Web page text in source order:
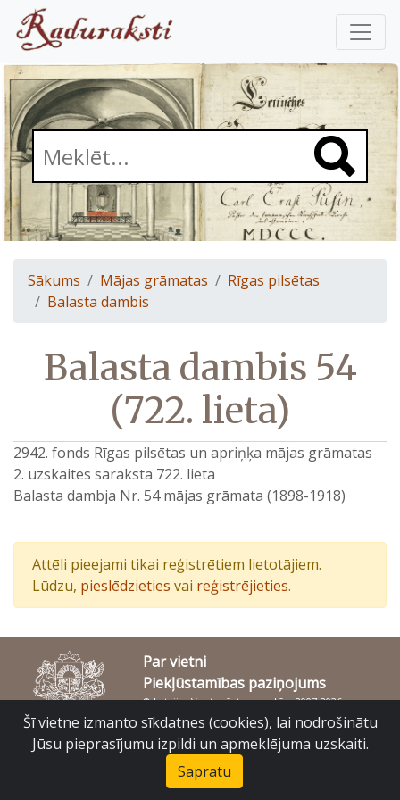
Sākums Mājas grāmatas
Rīgas pilsētas
Balasta dambis
Balasta dambis 54
(722. lieta)
2942. fonds Rīgas pilsētas un apriņķa mājas grāmatas
2. uzskaites saraksta 722. lieta
Balasta dambja Nr. 54 mājas grāmata (1898-1918)
Attēli pieejami tikai reģistrētiem lietotājiem.
Lūdzu, pieslēdzieties vai reģistrējieties.
Par vietni
Piekļūstamības paziņojums
© Latvijas Valsts vēstures arhīvs 2007-2026
Slokas iela 16, Rīga, LV – 1048
Šī vietne izmanto sīkdatnes (cookies), lai nodrošinātu
Jūsu pieprasījumu izpildi un apmeklējuma uzskaiti.
Sapratu